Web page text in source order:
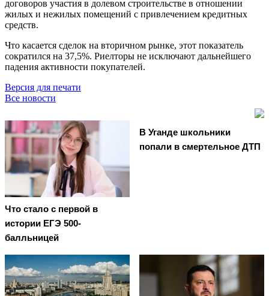
договоров участия в долевом строительстве в отношении
жилых и нежилых помещений с привлечением кредитных
средств.
Что касается сделок на вторичном рынке, этот показатель
сократился на 37,5%. Риелторы не исключают дальнейшего
падения активности покупателей.
Версия для печати
Все новости
Что стало с первой в
истории ЕГЭ 500-
балльницей
В Уганде школьники
попали в смертельное ДТП